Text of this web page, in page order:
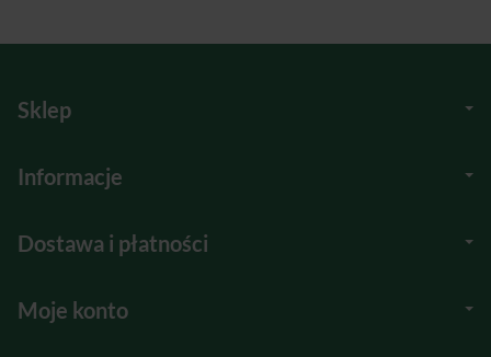
Sklep
Informacje
Dostawa i płatności
Moje konto